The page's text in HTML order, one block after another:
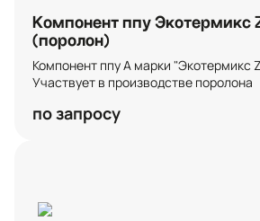
Компонент ппу Экотермикс
(поролон)
Компонент ппу А марки "Экотермикс
Участвует в производстве поролона
по запросу